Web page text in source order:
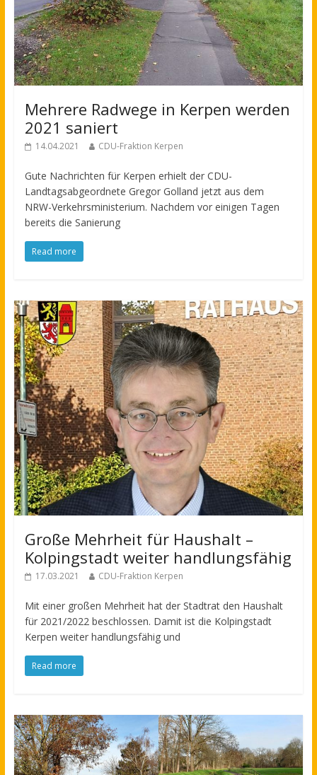
Mehrere Radwege in Kerpen werden
2021 saniert
14.04.2021 CDU-Fraktion Kerpen
Gute Nachrichten für Kerpen erhielt der CDU-
Landtagsabgeordnete Gregor Golland jetzt aus dem
NRW-Verkehrsministerium. Nachdem vor einigen Tagen
bereits die Sanierung
Read more
Große Mehrheit für Haushalt –
Kolpingstadt weiter handlungsfähig
17.03.2021 CDU-Fraktion Kerpen
Mit einer großen Mehrheit hat der Stadtrat den Haushalt
für 2021/2022 beschlossen. Damit ist die Kolpingstadt
Kerpen weiter handlungsfähig und
Read more